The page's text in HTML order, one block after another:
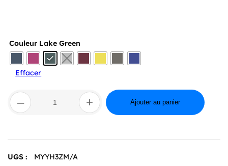
Couleur Lake Green
Effacer
–
quantité
de
iPhone 16
Case
MagSafe
+ Ajouter au panier
UGS :
MYYH3ZM/A